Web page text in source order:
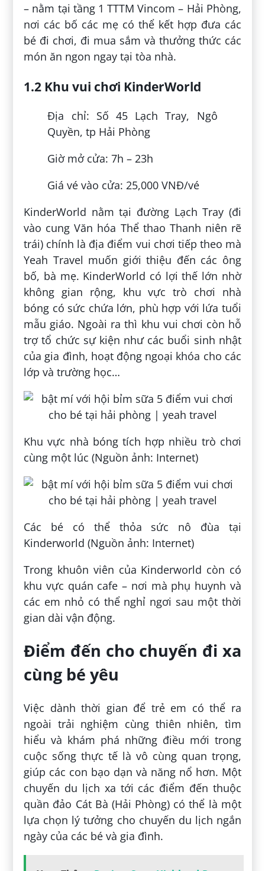
– nằm tại tầng 1 TTTM Vincom – Hải Phòng,
nơi các bố các mẹ có thể kết hợp đưa các
bé đi chơi, đi mua sắm và thưởng thức các
món ăn ngon ngay tại tòa nhà.
1.2 Khu vui chơi KinderWorld
Địa chỉ: Số 45 Lạch Tray, Ngô
Quyền, tp Hải Phòng
Giờ mở cửa: 7h – 23h
Giá vé vào cửa: 25,000 VNĐ/vé
KinderWorld nằm tại đường Lạch Tray (đi
vào cung Văn hóa Thể thao Thanh niên rẽ
trái) chính là địa điểm vui chơi tiếp theo mà
Yeah Travel muốn giới thiệu đến các ông
bố, bà mẹ. KinderWorld có lợi thế lớn nhờ
không gian rộng, khu vực trò chơi nhà
bóng có sức chứa lớn, phù hợp với lứa tuổi
mẫu giáo. Ngoài ra thì khu vui chơi còn hỗ
trợ tổ chức sự kiện như các buổi sinh nhật
của gia đình, hoạt động ngoại khóa cho các
lớp và trường học…
Khu vực nhà bóng tích hợp nhiều trò chơi
cùng một lúc (Nguồn ảnh: Internet)
Các bé có thể thỏa sức nô đùa tại
Kinderworld (Nguồn ảnh: Internet)
Trong khuôn viên của Kinderworld còn có
khu vực quán cafe – nơi mà phụ huynh và
các em nhỏ có thể nghỉ ngơi sau một thời
gian dài vận động.
Điểm đến cho chuyến đi xa
cùng bé yêu
Việc dành thời gian để trẻ em có thể ra
ngoài trải nghiệm cùng thiên nhiên, tìm
hiểu và khám phá những điều mới trong
cuộc sống thực tế là vô cùng quan trọng,
giúp các con bạo dạn và năng nổ hơn. Một
chuyến du lịch xa tới các điểm đến thuộc
quần đảo Cát Bà (Hải Phòng) có thể là một
lựa chọn lý tưởng cho chuyến du lịch ngắn
ngày của các bé và gia đình.